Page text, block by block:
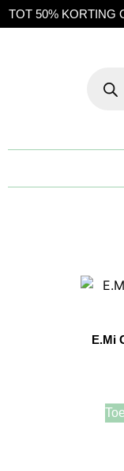
50% KORTING
E.Mi